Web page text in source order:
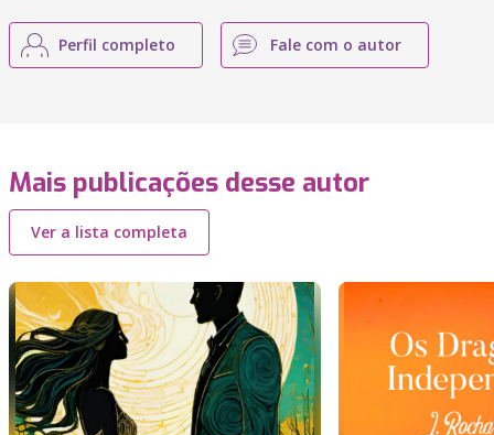
Perfil completo Fale com o autor
Mais publicações desse autor
Ver a lista completa